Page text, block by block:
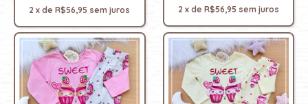
2 xdeR$56,95 sem juros
2 x de R$56,95 sem juros